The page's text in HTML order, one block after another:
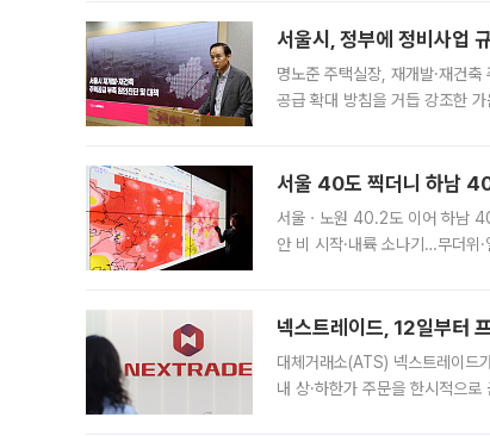
서울시, 정부에 정비사업
명노준 주택실장, 재개발·재건
공급 확대 방침을 거듭 강조한
서울 40도 찍더니 하남
서울ㆍ노원 40.2도 이어 하남
안 비 시작·내륙 소나기…무더위
넥스트레이드, 12일부터
대체거래소(ATS) 넥스트레이드
내 상·하한가 주문을 한시적으